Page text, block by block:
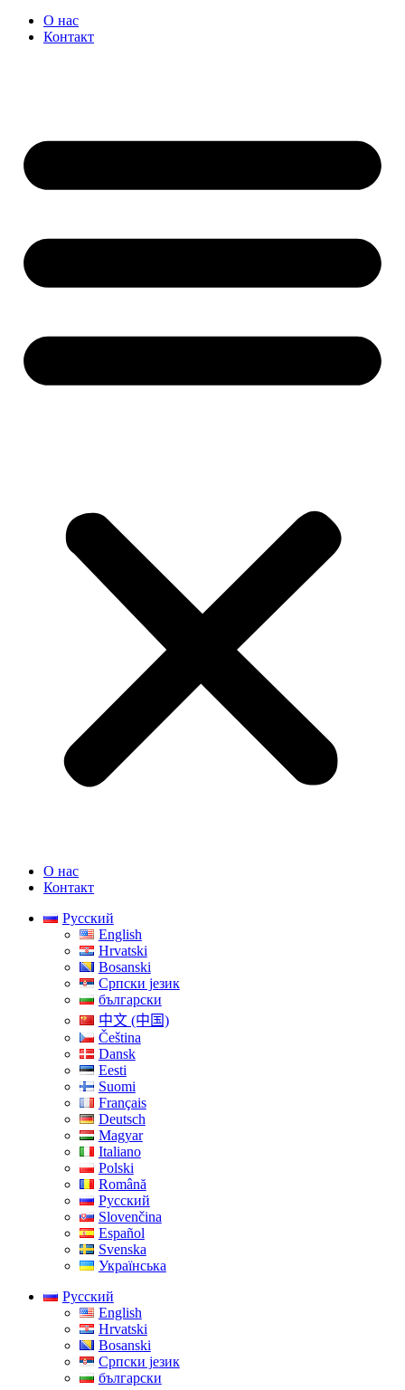
О нас
Контакт
О нас
Контакт
Русский
English
Hrvatski
Bosanski
Српски језик
български
中文 (中国)
Čeština
Dansk
Eesti
Suomi
Français
Deutsch
Magyar
Italiano
Polski
Română
Русский
Slovenčina
Español
Svenska
Українська
Русский
English
Hrvatski
Bosanski
Српски језик
български